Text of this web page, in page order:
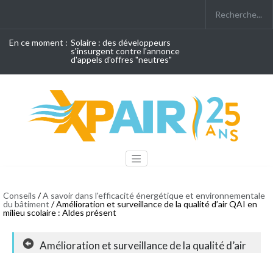
En ce moment : Solaire : des développeurs
s'insurgent contre l'annonce
d'appels d'offres "neutres"
Conseils /A savoir dans l'efficacité énergétique et environnementale
du bâtiment / Amélioration et surveillance de la qualité d’air QAI en
milieu scolaire : Aldes présent
Amélioration et surveillance de la qualité d’air